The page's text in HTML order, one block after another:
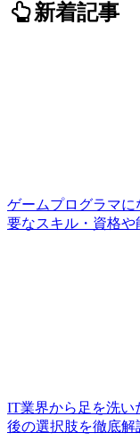
新着記事
ゲームプログラマ
要なスキル・資格や
IT業界から足を洗い
後の選択肢を徹底解